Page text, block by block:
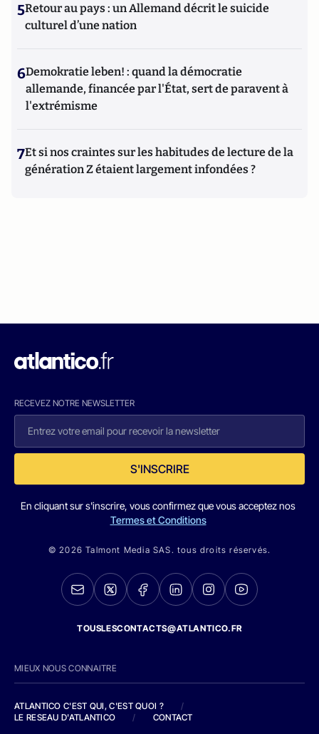
5Retour au pays : un Allemand décrit le suicide
culturel d’une nation
6Demokratie leben! : quand la démocratie
allemande, financée par l'État, sert de paravent à
l'extrémisme
7Et si nos craintes sur les habitudes de lecture de la
génération Z étaient largement infondées ?
RECEVEZ NOTRE NEWSLETTER
S'INSCRIRE
En cliquant sur s'inscrire, vous confirmez que vous acceptez nos
Termes et Conditions
© 2026 Talmont Media SAS. tous droits réservés.
TOUSLESCONTACTS@ATLANTICO.FR
MIEUX NOUS CONNAITRE
ATLANTICO C'EST QUI, C'EST QUOI ?
/
LE RESEAU D'ATLANTICO
/ CONTACT